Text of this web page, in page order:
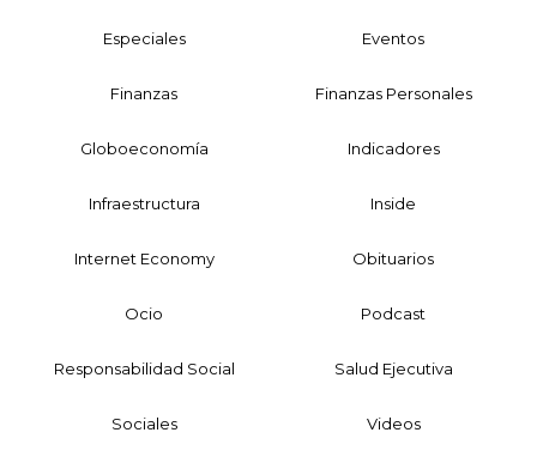
Especiales Eventos
Finanzas Finanzas Personales
Globoeconomía Indicadores
Infraestructura Inside
Internet Economy Obituarios
Ocio Podcast
Responsabilidad Social Salud Ejecutiva
Sociales Videos